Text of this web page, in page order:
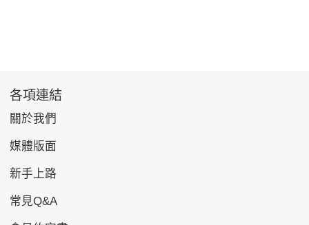
各項連結
關於我們
媒體版面
新手上路
常見Q&A